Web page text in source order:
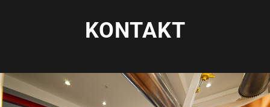
KONTAKT